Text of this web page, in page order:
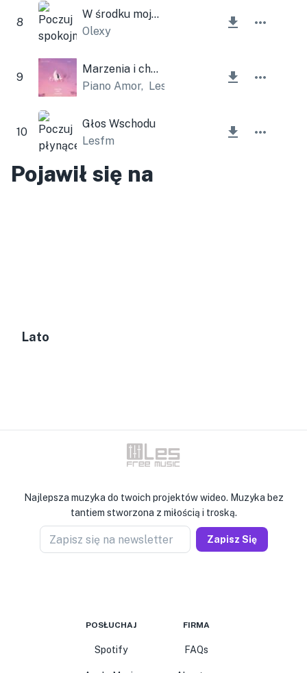
8
W środku mojego serca
Olexy
9
Marzenia i chmury
Piano Amor, Lesfm
10
Głos Wschodu
Lesfm
Pojawił się na
Lato
Najlepsza muzyka do twoich projektów wideo. Muzyka bez
tantiem stworzona z miłością i troską.
Zapisz się na newsletter Zapisz Się
POSŁUCHAJ
Spotify
FIRMA
FAQs